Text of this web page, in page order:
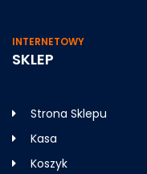
INTERNETOWY
SKLEP
Strona Sklepu
Kasa
Koszyk